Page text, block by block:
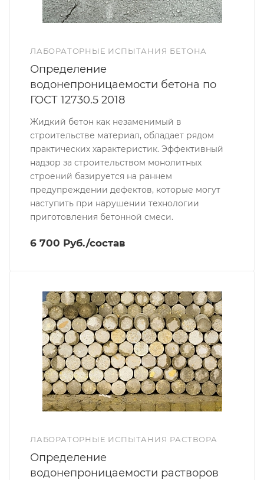
ЛАБОРАТОРНЫЕ ИСПЫТАНИЯ БЕТОНА
Определение
водонепроницаемости бетона по
ГОСТ 12730.5 2018
Жидкий бетон как незаменимый в
строительстве материал, обладает рядом
практических характеристик. Эффективный
надзор за строительством монолитных
строений базируется на раннем
предупреждении дефектов, которые могут
наступить при нарушении технологии
приготовления бетонной смеси.
6 700 Руб./состав
ЛАБОРАТОРНЫЕ ИСПЫТАНИЯ РАСТВОРА
Определение
водонепроницаемости растворов